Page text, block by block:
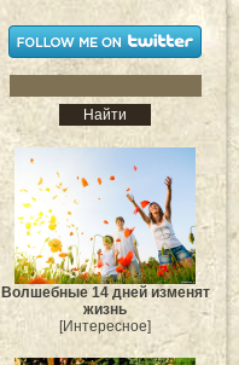
Волшебные 14 дней изменят
жизнь
[Интересное]